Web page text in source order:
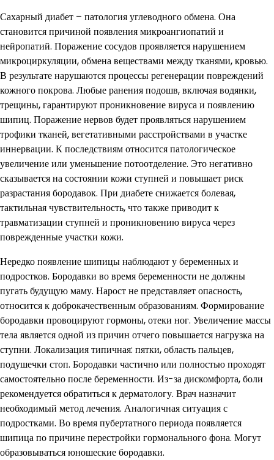
Сахарный диабет – патология углеводного обмена. Она
становится причиной появления микроангиопатий и
нейропатий. Поражение сосудов проявляется нарушением
микроциркуляции, обмена веществами между тканями, кровью.
В результате нарушаются процессы регенерации повреждений
кожного покрова. Любые ранения подошв, включая водянки,
трещины, гарантируют проникновение вируса и появлению
шипиц. Поражение нервов будет проявляться нарушением
трофики тканей, вегетативными расстройствами в участке
иннервации. К последствиям относится патологическое
увеличение или уменьшение потоотделение. Это негативно
сказывается на состоянии кожи ступней и повышает риск
разрастания бородавок. При диабете снижается болевая,
тактильная чувствительность, что также приводит к
травматизации ступней и проникновению вируса через
поврежденные участки кожи.
Нередко появление шипицы наблюдают у беременных и
подростков. Бородавки во время беременности не должны
пугать будущую маму. Нарост не представляет опасность,
относится к доброкачественным образованиям. Формирование
бородавки провоцируют гормоны, отеки ног. Увеличение массы
тела является одной из причин отчего повышается нагрузка на
ступни. Локализация типичная: пятки, область пальцев,
подушечки стоп. Бородавки частично или полностью проходят
самостоятельно после беременности. Из-за дискомфорта, боли
рекомендуется обратиться к дерматологу. Врач назначит
необходимый метод лечения. Аналогичная ситуация с
подростками. Во время пубертатного периода появляется
шипица по причине перестройки гормонального фона. Могут
образовываться юношеские бородавки.